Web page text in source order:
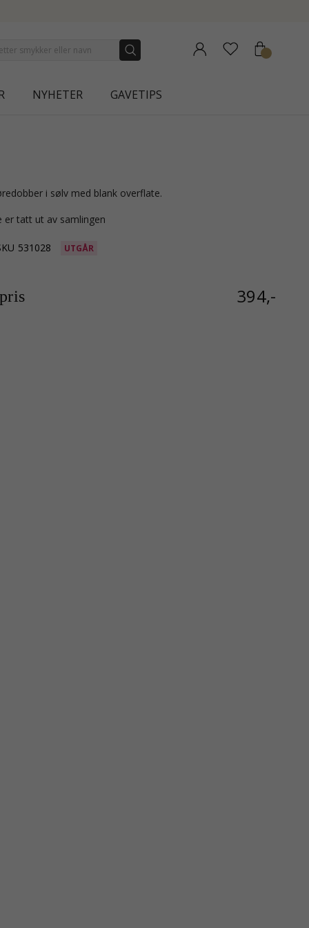
NYHETER GAVETIPS
i sølv med blank overflate.
er tatt ut av samlingen
531028 UTGÅR
394,-